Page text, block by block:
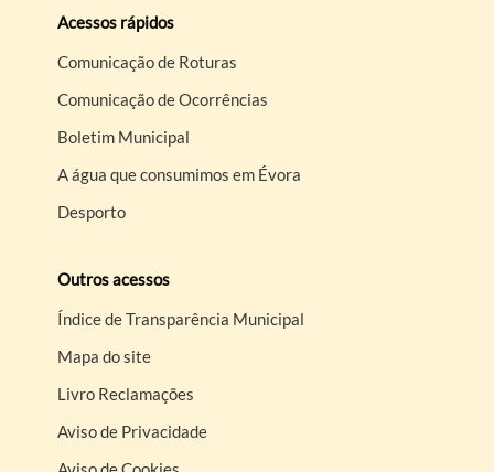
Acessos rápidos
Comunicação de Roturas
Comunicação de Ocorrências
Boletim Municipal
A água que consumimos em Évora
Desporto
Outros acessos
Índice de Transparência Municipal
Mapa do site
Livro Reclamações
Aviso de Privacidade